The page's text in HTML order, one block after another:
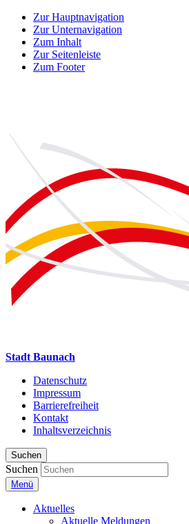
Zur Hauptnavigation
Zur Unternavigation
Zum Inhalt
Zur Seitenleiste
Zum Footer
Stadt Baunach
Datenschutz
Impressum
Barrierefreiheit
Kontakt
Inhaltsverzeichnis
Suchen
Suchen
Menü
Aktuelles
Aktuelle Meldungen